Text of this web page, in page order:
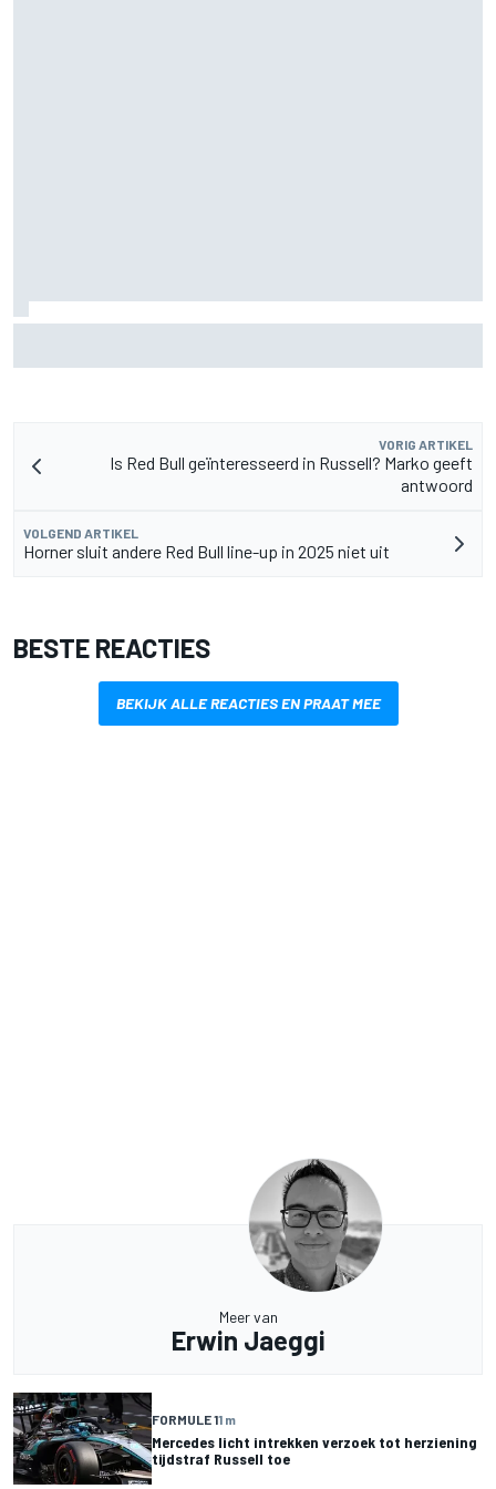
VORIG ARTIKEL
Is Red Bull geïnteresseerd in Russell? Marko geeft
antwoord
VOLGEND ARTIKEL
Horner sluit andere Red Bull line-up in 2025 niet uit
BESTE REACTIES
BEKIJK ALLE REACTIES EN PRAAT MEE
Meer van
Erwin Jaeggi
FORMULE 11 m
Mercedes licht intrekken verzoek tot herziening
tijdstraf Russell toe